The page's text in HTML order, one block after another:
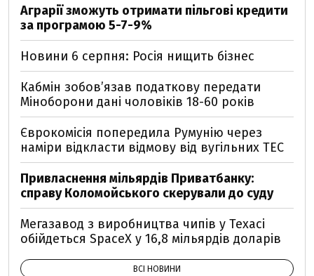
Аграрії зможуть отримати пільгові кредити
за програмою 5-7-9%
Новини 6 серпня: Росія нищить бізнес
Кабмін зобовʼязав податкову передати
Міноборони дані чоловіків 18-60 років
Єврокомісія попередила Румунію через
наміри відкласти відмову від вугільних ТЕС
Привласнення мільярдів Приватбанку:
справу Коломойського скерували до суду
Мегазавод з виробництва чипів у Техасі
обійдеться SpaceX у 16,8 мільярдів доларів
ВСІ НОВИНИ